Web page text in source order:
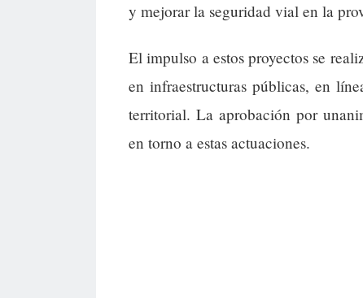
y mejorar la seguridad vial en la
El impulso a estos proyectos se
en infraestructuras públicas, en
territorial. La aprobación por
en torno a estas actuaciones.